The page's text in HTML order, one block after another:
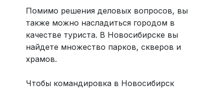
Помимо решения деловых вопросов, вы
также можно насладиться городом в
качестве туриста. В Новосибирске вы
найдете множество парков, скверов и
храмов.
Чтобы командировка в Новосибирск